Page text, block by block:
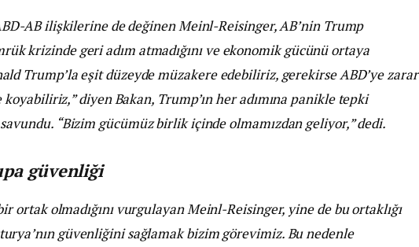
AB ilişkilerine de değinen Meinl-Reisinger, AB’nin Trump
krizinde geri adım atmadığını ve ekonomik gücünü ortaya
Trump’la eşit düzeyde müzakere edebiliriz, gerekirse ABD’ye zarar
diyen Bakan, Trump’ın her adımına panikle tepki
“Bizim gücümüz birlik içinde olmamızdan geliyor,” dedi.
güvenliği
ortak olmadığını vurgulayan Meinl-Reisinger, yine de bu ortaklığı
güvenliğini sağlamak bizim görevimiz. Bu nedenle